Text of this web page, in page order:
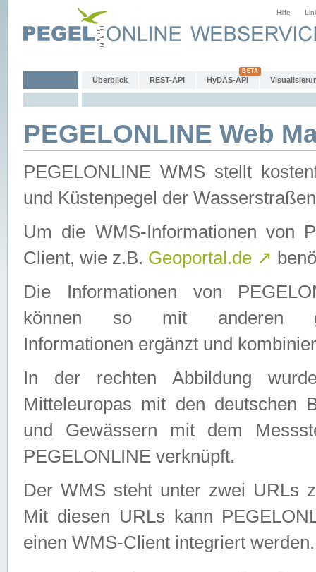
Hilfe
Überblick REST-API HyDAS-API
PEGELONLINE Web
PEGELONLINE WMS stellt
und Küstenpegel der
Um die WMS-Informationen von
Client, wie z.B. Geoportal.de ↗
Die Informationen von
können so mit anderen
Informationen ergänzt und
In der rechten Abbildung
Mitteleuropas mit den deutschen
und Gewässern mit dem
PEGELONLINE verknüpft.
Der WMS steht unter zwei URLs
Mit diesen URLs kann
einen WMS-Client integriert werden.